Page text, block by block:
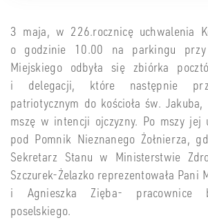
3 maja, w 226.rocznicę uchwalenia
o godzinie 10.00 na parkingu przy
Miejskiego odbyła się zbiórka
i delegacji, które następnie
patriotycznym do kościoła św.
mszę w intencji ojczyzny. Po mszy jej
pod Pomnik Nieznanego Żołnierza,
Sekretarz Stanu w Ministerstwie
Szczurek-Żelazko reprezentowała Pani
i Agnieszka Zięba- pracownice
poselskiego.